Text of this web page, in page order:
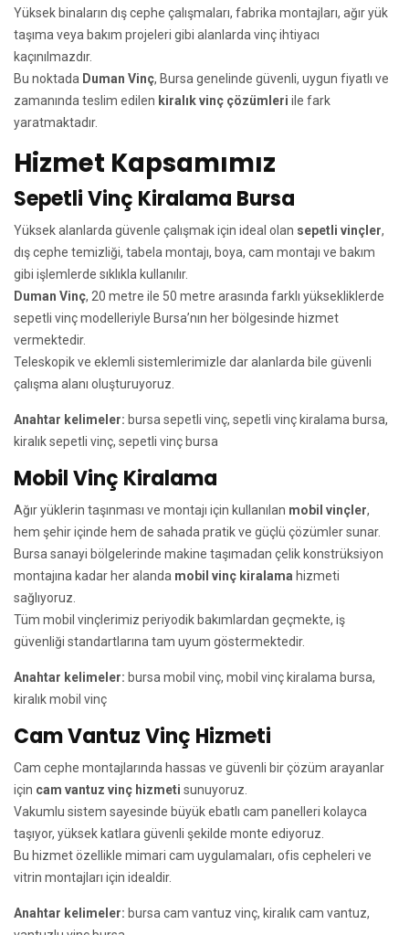
Yüksek binaların dış cephe çalışmaları, fabrika montajları, ağır yük
taşıma veya bakım projeleri gibi alanlarda vinç ihtiyacı
kaçınılmazdır.
Bu noktada Duman Vinç, Bursa genelinde güvenli, uygun fiyatlı ve
zamanında teslim edilen kiralık vinç çözümleri ile fark
yaratmaktadır.
Hizmet Kapsamımız
Sepetli Vinç Kiralama Bursa
Yüksek alanlarda güvenle çalışmak için ideal olan sepetli vinçler,
dış cephe temizliği, tabela montajı, boya, cam montajı ve bakım
gibi işlemlerde sıklıkla kullanılır.
Duman Vinç, 20 metre ile 50 metre arasında farklı yüksekliklerde
sepetli vinç modelleriyle Bursa’nın her bölgesinde hizmet
vermektedir.
Teleskopik ve eklemli sistemlerimizle dar alanlarda bile güvenli
çalışma alanı oluşturuyoruz.
Anahtar kelimeler: bursa sepetli vinç, sepetli vinç kiralama bursa,
kiralık sepetli vinç, sepetli vinç bursa
Mobil Vinç Kiralama
Ağır yüklerin taşınması ve montajı için kullanılan mobil vinçler,
hem şehir içinde hem de sahada pratik ve güçlü çözümler sunar.
Bursa sanayi bölgelerinde makine taşımadan çelik konstrüksiyon
montajına kadar her alanda mobil vinç kiralama hizmeti
sağlıyoruz.
Tüm mobil vinçlerimiz periyodik bakımlardan geçmekte, iş
güvenliği standartlarına tam uyum göstermektedir.
Anahtar kelimeler: bursa mobil vinç, mobil vinç kiralama bursa,
kiralık mobil vinç
Cam Vantuz Vinç Hizmeti
Cam cephe montajlarında hassas ve güvenli bir çözüm arayanlar
için cam vantuz vinç hizmeti sunuyoruz.
Vakumlu sistem sayesinde büyük ebatlı cam panelleri kolayca
taşıyor, yüksek katlara güvenli şekilde monte ediyoruz.
Bu hizmet özellikle mimari cam uygulamaları, ofis cepheleri ve
vitrin montajları için idealdir.
Anahtar kelimeler: bursa cam vantuz vinç, kiralık cam vantuz,